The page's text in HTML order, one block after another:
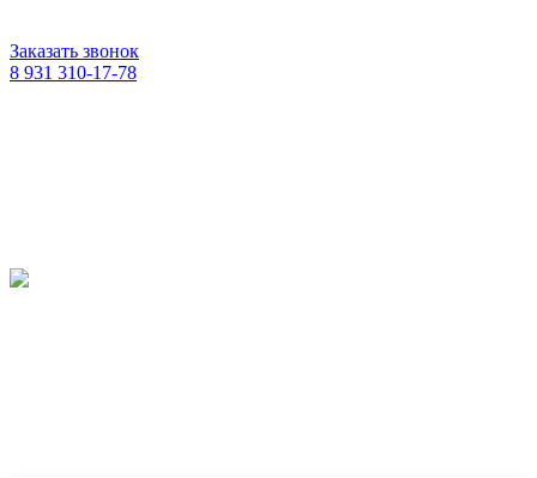
Заказать звонок
8 931 310-17-78